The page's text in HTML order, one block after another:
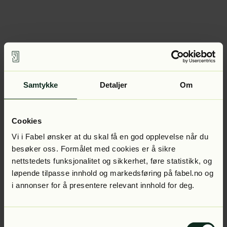
Samtykke Detaljer Om
Cookies
Vi i Fabel ønsker at du skal få en god opplevelse når du
besøker oss. Formålet med cookies er å sikre
nettstedets funksjonalitet og sikkerhet, føre statistikk, og
løpende tilpasse innhold og markedsføring på fabel.no og
i annonser for å presentere relevant innhold for deg.